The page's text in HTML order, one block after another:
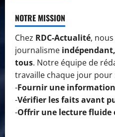
NOTRE MISSION
Chez RDC-Actualité,
journalisme
tous. Notre équipe de
travaille chaque jour pour
-Fournir une
-Vérifier les faits avant
-Offrir une lecture fluide